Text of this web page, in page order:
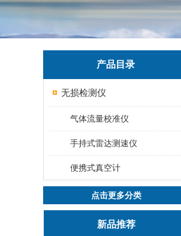
产品目录
无损检测仪
气体流量校准仪
手持式雷达测速仪
便携式真空计
点击更多分类
新品推荐